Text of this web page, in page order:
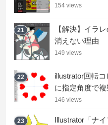
154 views
21
【解決】イラ
消えない理由
149 views
22
illustrator回転
に指定角度で複
146 views
23 Illustrator「ナ